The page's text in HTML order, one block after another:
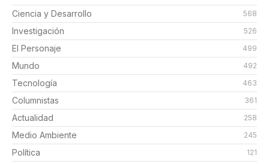
Ciencia y Desarrollo 568
Investigación 526
El Personaje 499
Mundo 492
Tecnología 463
Columnistas 361
Actualidad 258
Medio Ambiente 245
Política 121